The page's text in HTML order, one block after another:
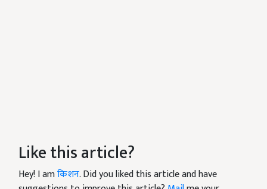
Like this article?
Hey! I amकिशन. Did you liked this article and have